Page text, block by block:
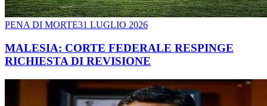
PENA DI MORTE31 LUGLIO 2026
MALESIA: CORTE FEDERALE RESPINGE
RICHIESTA DI REVISIONE